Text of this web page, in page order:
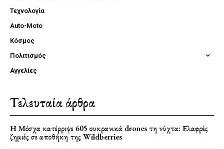
Τεχνολογία
Auto-Moto
Κόσμος
Πολιτισμός
Αγγελίες
Τελευταία άρθρα
Η Μόσχα κατέρριψε 605 ουκρανικά drones τη νύχτα: Ελαφρές
ζημιές σε αποθήκη της Wildberries